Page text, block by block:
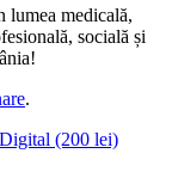
lumea medicală,
socială și
.
(200 lei)